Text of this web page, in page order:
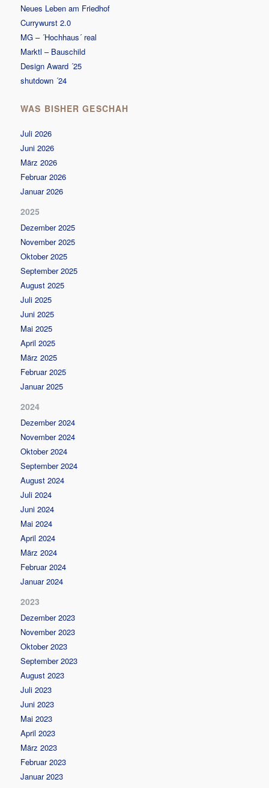
Neues Leben am Friedhof
Currywurst 2.0
MG – ´Hochhaus´ real
Marktl – Bauschild
Design Award ´25
shutdown ´24
WAS BISHER GESCHAH
Juli 2026
Juni 2026
März 2026
Februar 2026
Januar 2026
2025
Dezember 2025
November 2025
Oktober 2025
September 2025
August 2025
Juli 2025
Juni 2025
Mai 2025
April 2025
März 2025
Februar 2025
Januar 2025
2024
Dezember 2024
November 2024
Oktober 2024
September 2024
August 2024
Juli 2024
Juni 2024
Mai 2024
April 2024
März 2024
Februar 2024
Januar 2024
2023
Dezember 2023
November 2023
Oktober 2023
September 2023
August 2023
Juli 2023
Juni 2023
Mai 2023
April 2023
März 2023
Februar 2023
Januar 2023